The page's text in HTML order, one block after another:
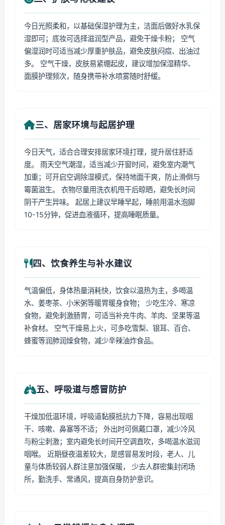
今日光照柔和，以基础保湿护理为主，洁面后做好水乳保
湿即可；底妆可选择滋润型产品，避免干燥卡粉； 空气
偏湿润时可适当减少厚重护肤品，避免皮肤闷痘、出油过
多。 空气干燥，皮肤易紧绷起皮，建议增加保湿精华、
面膜护理频次，随身携带补水喷雾随时舒缓。
三、居家环境与起居护理
今日天气，适合合理安排居家环境打理，提升居住舒适
度。 雨天空气潮湿，适当减少开窗时间，避免室内潮气
加重；可开启空调除湿模式，保持地面干爽，防止滑倒与
霉菌滋生。 衣物尽量用洗衣机甩干后晾晒，避免长时间
阴干产生异味。 起居上建议早睡早起，睡前用温水泡脚
10-15分钟，促进血液循环，提高睡眠质量。
四、饮食养生与补水建议
气温偏低，身体热量消耗快，饮食以温热为主，多喝温
水、姜枣茶、小米粥等暖胃暖身食物； 少吃生冷、寒凉
食物，避免刺激肠胃，可适当补充牛肉、羊肉、坚果等温
补食材。 空气干燥易上火，可多吃雪梨、银耳、百合、
蜂蜜等润肺润燥食物，减少辛辣油炸食品。
五、呼吸道与感冒防护
干燥加低温环境，呼吸道黏膜抵抗力下降，容易出现咽
干、咳嗽、鼻塞等不适； 外出时可佩戴口罩，减少冷风
与粉尘刺激；室内避免长时间开空调直吹，多喝温水滋润
咽喉。 近期昼夜温差较大，是感冒易发时段，老人、儿
童与体质较弱人群注意加强保暖， 少去人群密集封闭场
所，勤洗手、常通风，提高自身防护意识。